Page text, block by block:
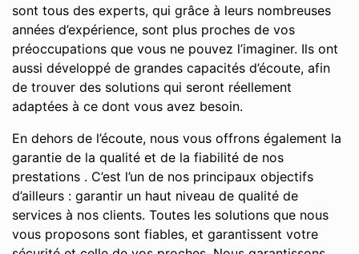
sont tous des experts, qui grâce à leurs nombreuses
années d’expérience, sont plus proches de vos
préoccupations que vous ne pouvez l’imaginer. Ils ont
aussi développé de grandes capacités d’écoute, afin
de trouver des solutions qui seront réellement
adaptées à ce dont vous avez besoin.
En dehors de l’écoute, nous vous offrons également la
garantie de la qualité et de la fiabilité de nos
prestations . C’est l’un de nos principaux objectifs
d’ailleurs : garantir un haut niveau de qualité de
services à nos clients. Toutes les solutions que nous
vous proposons sont fiables, et garantissent votre